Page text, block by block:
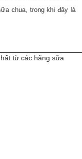
chua, trong khi đây là